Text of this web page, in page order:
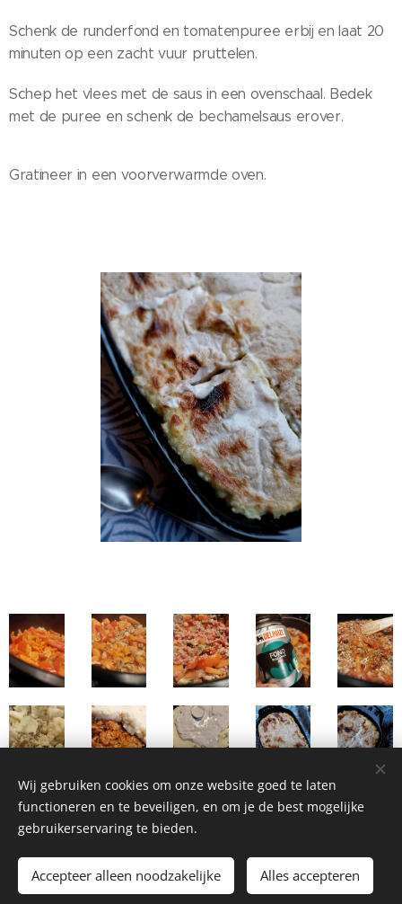
Schenk de runderfond en tomatenpuree erbij en laat 20
minuten op een zacht vuur pruttelen.
Schep het vlees met de saus in een ovenschaal. Bedek
met de puree en schenk de bechamelsaus erover.
Gratineer in een voorverwarmde oven.
Homemade Homegrown by Bianca ©2026
Cookies
Wij gebruiken cookies om onze website goed te laten
functioneren en te beveiligen, en om je de best mogelijke
gebruikerservaring te bieden.
Accepteer alleen noodzakelijke Alles accepteren